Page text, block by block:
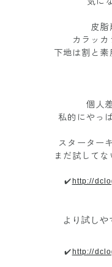
皮脂
カラッ
下地は割と
個人
私的にやっ
スターター
まだ試して
✔️ http://
より試し
✔️ http://